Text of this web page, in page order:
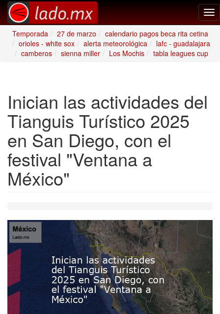
Temporada
27 de marzo
calendario pagos beca rita cetina
orioles - white sox
alerta meteorológica
lafc - guadalajara
camberos
sienna miller Los Mochis tabla leagues cup
Inician las actividades del
Tianguis Turístico 2025
en San Diego, con el
festival "Ventana a
México"